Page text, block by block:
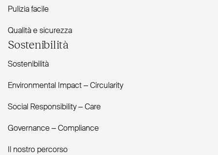
Pulizia facile
Qualità e sicurezza
Sostenibilità
Sostenibilità
Envi­ronmental Impact – Cir­cularity
Social Responsibility – Care
Governance – Com­pliance
Il nostro percorso